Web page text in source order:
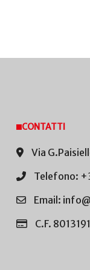
CONTATTI
Via
Telefono:
Email:
C.F.